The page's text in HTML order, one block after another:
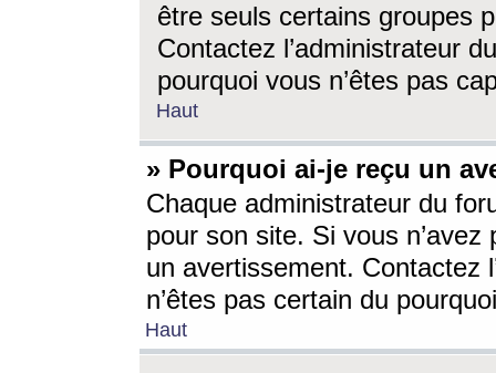
être seuls certains groupes
Contactez l’administrateur
pourquoi vous n’êtes pas
Haut
» Pourquoi ai-je reçu un
Chaque administrateur du
pour son site. Si vous
un avertissement. Contactez
n’êtes pas certain du
Haut